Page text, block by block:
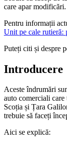
care apar modificări.
Pentru informații
Unit pe cale rutieră:
Puteți citi și despre
Introducere
Aceste îndrumări
auto comerciali
Scoția și Țara
trebuie să faceți
Aici se explică: